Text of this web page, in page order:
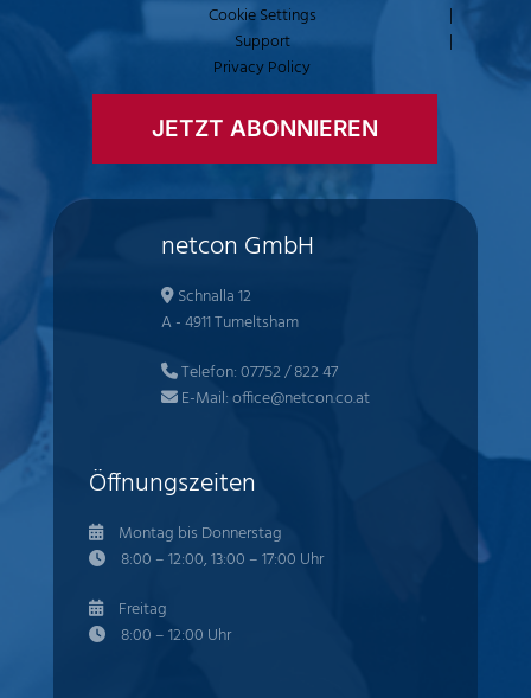
Cookie Settings
|
Support
|
Privacy Policy
JETZT ABONNIEREN
netcon GmbH
Schnalla 12
A - 4911 Tumeltsham
Telefon:07752 / 822 47
E-Mail:office@netcon.co.at
Öffnungszeiten
Montag bis Donnerstag
8:00 – 12:00, 13:00 – 17:00 Uhr
Freitag
8:00 – 12:00 Uhr